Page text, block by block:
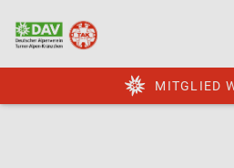
MITGLIED